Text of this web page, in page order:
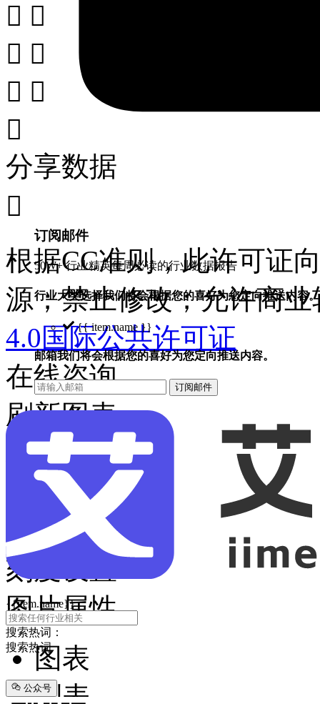
订阅邮件
50W+ 行业精英每周必读的行业数据报告
行业大类选择我们将会根据您的喜好为您定向推送内容。
{{ item.name }}
邮箱我们将会根据您的喜好为您定向推送内容。
订阅邮件
{{item.name}}
搜索热词：
搜索热词
公众号
 
 
 

分享数据

根据CC准则，此许可证
源；禁止修改；允许商业
4.0国际公共许可证
在线咨询
刷新图表
标题设置
字体大小
数值显示
刻度设置
图片属性
图表
列表